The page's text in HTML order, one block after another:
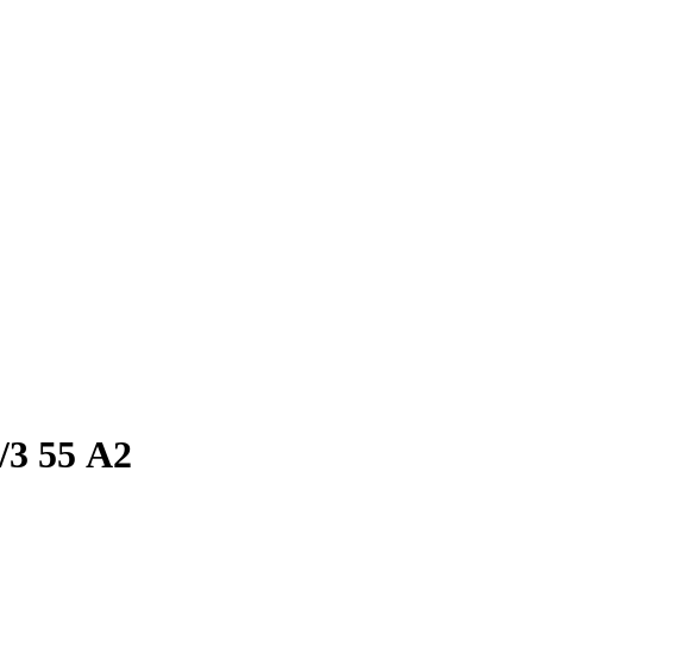
55 A2